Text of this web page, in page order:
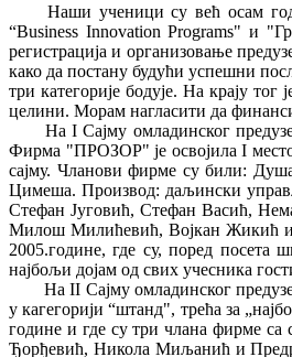
Наши ученици су већ осам
“Вusiness Innovation Programs" и
регистрација и организовање
како да постану будући успешни
три категорије бодује. На крају
целини. Морам нагласити да
На Ι Сајму омладинског
Фирма "ПРОЗОР" је освојила Ι
сајму. Чланови фирме су били:
Цимеша. Производ: даљински
Стефан Југовић, Стефан Васић,
Милош Милићевић, Војкан Жикић и
2005.године, где су, поред посета
најбољи дојам од свих учесника
На ΙΙ Сајму омладинског
у кагегорији “штанд", трећа за
године и где су три члана фирме
Ђорђевић, Никола Миљанић и